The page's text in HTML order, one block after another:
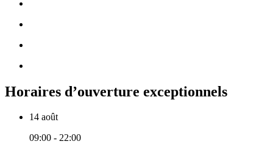
Horaires d’ouverture exceptionnels
14 août
09:00 - 22:00